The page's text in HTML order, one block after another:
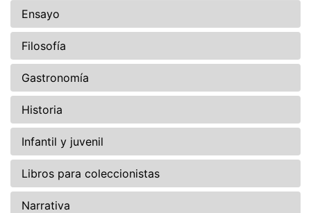
Ensayo
Filosofía
Gastronomía
Historia
Infantil y juvenil
Libros para coleccionistas
Narrativa